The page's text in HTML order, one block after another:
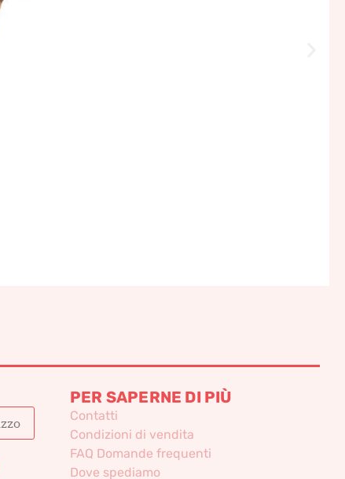
PER SAPERNE DI PIÙ
Contatti
Condizioni di vendita
FAQ Domande frequenti
Dove spediamo